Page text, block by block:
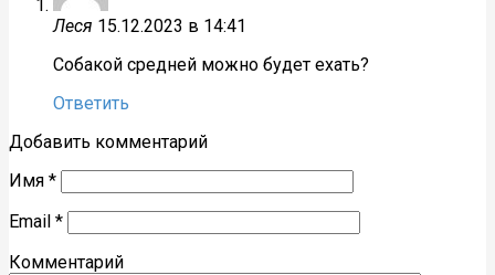
Леся 15.12.2023 в 14:41
Собакой средней можно будет ехать?
Ответить
Добавить комментарий
Имя *
Email *
Комментарий